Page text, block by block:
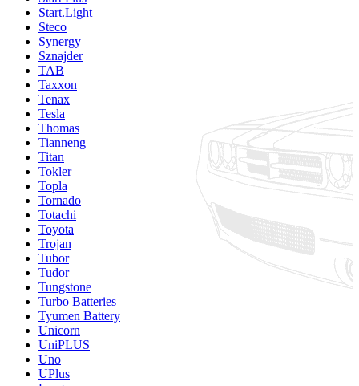
Start.Light
Steco
Synergy
Sznajder
TAB
Taxxon
Tenax
Tesla
Thomas
Tianneng
Titan
Tokler
Topla
Tornado
Totachi
Toyota
Trojan
Tubor
Tudor
Tungstone
Turbo Batteries
Tyumen Battery
Unicorn
UniPLUS
Uno
UPlus